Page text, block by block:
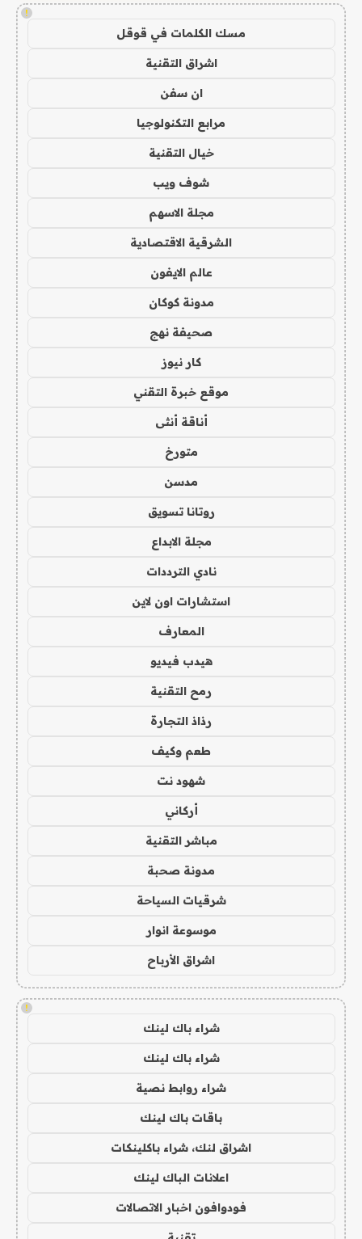
!
مسك الكلمات في قوقل
اشراق التقنية
ان سفن
مرابع التكنولوجيا
خيال التقنية
شوف ويب
مجلة الاسهم
الشرقية الاقتصادية
عالم الايفون
مدونة كوكان
صحيفة نهج
كار نيوز
موقع خبرة التقني
أناقة أنثى
متورخ
مدسن
روتانا تسويق
مجلة الابداع
نادي الترددات
استشارات اون لاين
المعارف
هيدب فيديو
رمح التقنية
رذاذ التجارة
طعم وكيف
شهود نت
أركاني
مباشر التقنية
مدونة صحبة
شرقيات السياحة
موسوعة انوار
اشراق الأرباح
!
شراء باك لينك
شراء باك لينك
شراء روابط نصية
باقات باك لينك
اشراق لنك، شراء باكلينكات
اعلانات الباك لينك
فودوافون اخبار الاتصالات